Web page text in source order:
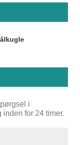
i
inden for 24 timer.